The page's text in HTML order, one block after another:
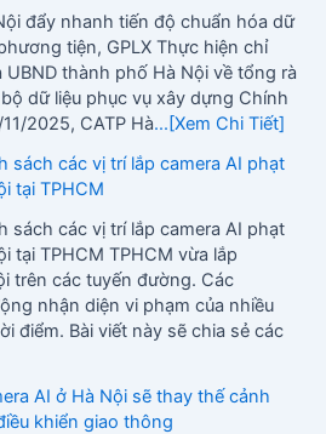
đẩy nhanh tiến độ chuẩn hóa dữ
tiện, GPLX Thực hiện chỉ
thành phố Hà Nội về tổng rà
dữ liệu phục vụ xây dựng Chính
2025, CATP Hà...[Xem Chi Tiết]
sách các vị trí lắp camera AI phạt
tại TPHCM
sách các vị trí lắp camera AI phạt
tại TPHCM TPHCM vừa lắp
trên các tuyến đường. Các
nhận diện vi phạm của nhiều
điểm. Bài viết này sẽ chia sẻ các
AI ở Hà Nội sẽ thay thế cảnh
khiển giao thông